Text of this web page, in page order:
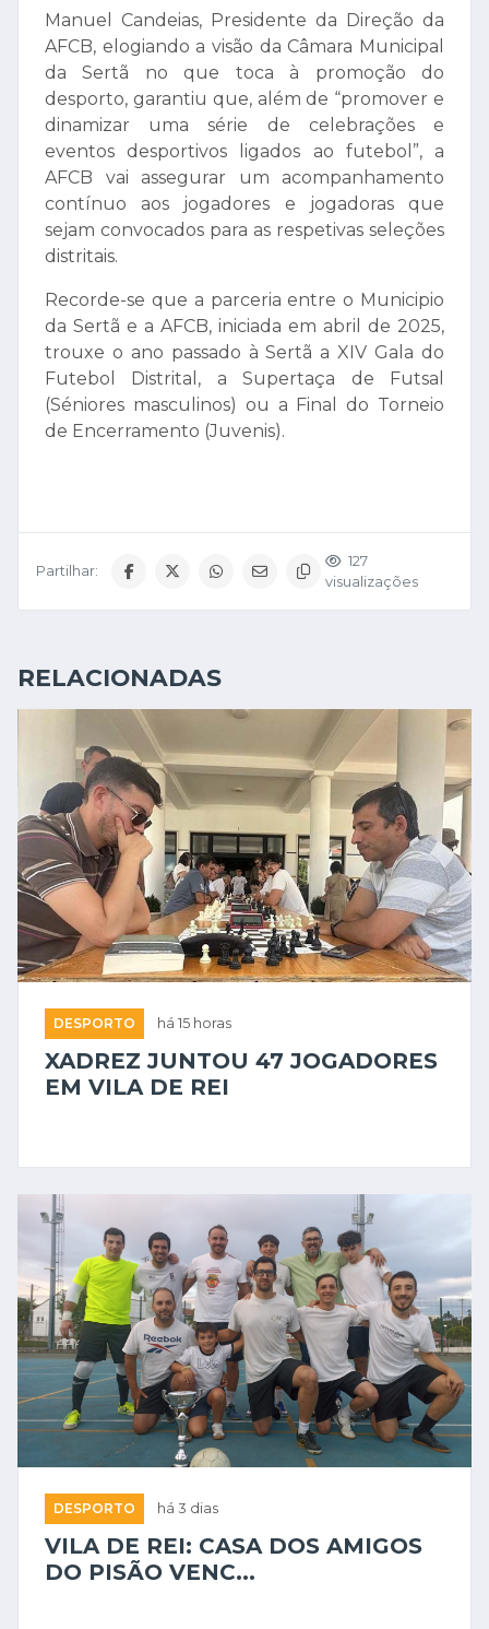
Manuel Candeias, Presidente da Direção da
AFCB, elogiando a visão da Câmara Municipal
da Sertã no que toca à promoção do
desporto, garantiu que, além de “promover e
dinamizar uma série de celebrações e
eventos desportivos ligados ao futebol”, a
AFCB vai assegurar um acompanhamento
contínuo aos jogadores e jogadoras que
sejam convocados para as respetivas seleções
distritais.
Recorde-se que a parceria entre o Municipio
da Sertã e a AFCB, iniciada em abril de 2025,
trouxe o ano passado à Sertã a XIV Gala do
Futebol Distrital, a Supertaça de Futsal
(Séniores masculinos) ou a Final do Torneio
de Encerramento (Juvenis).
Partilhar:
127
visualizações
RELACIONADAS
DESPORTO há 15 horas
XADREZ JUNTOU 47 JOGADORES
EM VILA DE REI
DESPORTO há 3 dias
VILA DE REI: CASA DOS AMIGOS
DO PISÃO VENC...